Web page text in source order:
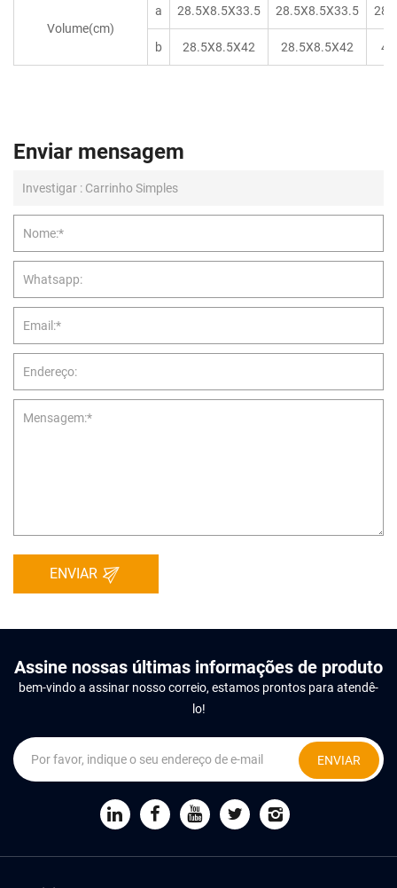
Volume(cm)
a 28.5X8.5X33.5 28.5X8.5X33.5
b 28.5X8.5X42 28.5X8.5X42
Enviar mensagem
ENVIAR
Assine nossas últimas informações de produto
bem-vindo a assinar nosso correio, estamos prontos para atendê-
lo!
ENVIAR